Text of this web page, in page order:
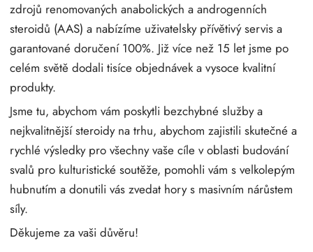
zdrojů renomovaných anabolických a androgenních
steroidů (AAS) a nabízíme uživatelsky přívětivý servis a
garantované doručení 100%. Již více než 15 let jsme po
celém světě dodali tisíce objednávek a vysoce kvalitní
produkty.
Jsme tu, abychom vám poskytli bezchybné služby a
nejkvalitnější steroidy na trhu, abychom zajistili skutečné a
rychlé výsledky pro všechny vaše cíle v oblasti budování
svalů pro kulturistické soutěže, pomohli vám s velkolepým
hubnutím a donutili vás zvedat hory s masivním nárůstem
síly.
Děkujeme za vaši důvěru!